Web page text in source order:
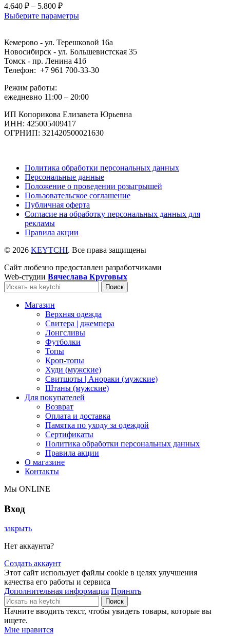
4.640 ₽ – 5.800 ₽
Выберите параметры
Кемерово - ул. Терешковой 16а
Новосибирск - ул. Большевистская 35
Томск - пр. Ленина 41б
Телефон: +7 961 700-33-30
Режим работы:
ежедневно 11:00 – 20:00
ИП Копорикова Елизавета Юрьевна
ИНН: 425005409417
ОГРНИП: 321420500021630
Политика обработки персональных данных
Персональные данные
Положение о проведении розыгрышей
Пользовательское соглашение
Публичная оферта
Согласие на обработку персональных данных для
рекламы
Правила акции
© 2026 KEYTCHI. Все права защищены
Сайт любезно предоставлен разработчиками
Web-студии Вячеслава Круговых
Поиск
Магазин
Верхняя одежда
Свитера | джемпера
Лонгсливы
Футболки
Топы
Кроп-топы
Худи (мужские)
Свитшоты | Анораки (мужские)
Штаны (мужские)
Для покупателей
Возврат
Оплата и доставка
Памятка по уходу за одеждой
Сертификаты
Политика обработки персональных данных
Правила акции
О магазине
Контакты
Мы ONLINE
Вход
закрыть
Нет аккаунта?
Создать аккаунт
Этот сайт использует файлы cookie в целях улучшения
качества его работы и сервиса
Дополнительная информация Принять
Поиск
Начните вводить текст, чтобы увидеть товары, которые вы
ищете.
Мне нравится